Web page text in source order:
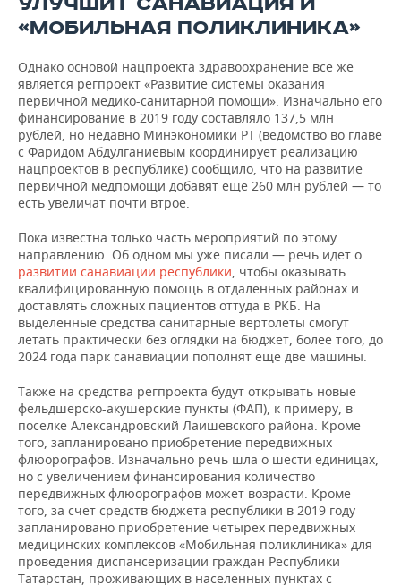
«МОБИЛЬНАЯ ПОЛИКЛИНИКА»
Однако основой нацпроекта здравоохранение все же
является регпроект «Развитие системы оказания
первичной медико-санитарной помощи». Изначально его
финансирование в 2019 году составляло 137,5 млн
рублей, но недавно Минэкономики РТ (ведомство во главе
с Фаридом Абдулганиевым координирует реализацию
нацпроектов в республике) сообщило, что на развитие
первичной медпомощи добавят еще 260 млн рублей — то
есть увеличат почти втрое.
Пока известна только часть мероприятий по этому
направлению. Об одном мы уже писали — речь идет о
развитии санавиации республики, чтобы оказывать
квалифицированную помощь в отдаленных районах и
доставлять сложных пациентов оттуда в РКБ. На
выделенные средства санитарные вертолеты смогут
летать практически без оглядки на бюджет, более того, до
2024 года парк санавиации пополнят еще две машины.
Также на средства регпроекта будут открывать новые
фельдшерско-акушерские пункты (ФАП), к примеру, в
поселке Александровский Лаишевского района. Кроме
того, запланировано приобретение передвижных
флюорографов. Изначально речь шла о шести единицах,
но с увеличением финансирования количество
передвижных флюорографов может возрасти. Кроме
того, за счет средств бюджета республики в 2019 году
запланировано приобретение четырех передвижных
медицинских комплексов «Мобильная поликлиника» для
проведения диспансеризации граждан Республики
Татарстан, проживающих в населенных пунктах с